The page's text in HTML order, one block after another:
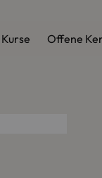
Offene